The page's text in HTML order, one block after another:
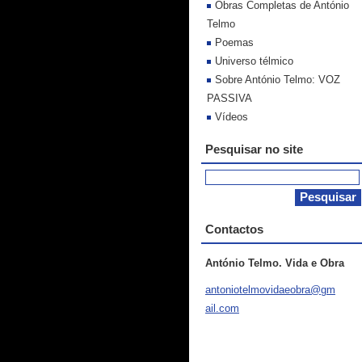
Obras Completas de António
Telmo
Poemas
Universo télmico
Sobre António Telmo: VOZ
PASSIVA
Vídeos
Pesquisar no site
Contactos
António Telmo. Vida e Obra
antoniotelmovidaeobra@gm
ail.com